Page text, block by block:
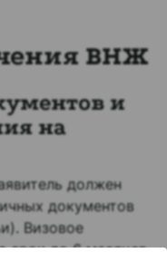
ВНЖ
и
на
должен
документов
Визовое
срок до 6 месяцев.